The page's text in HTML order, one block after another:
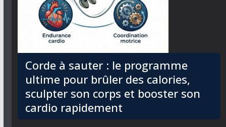
Corde à sauter : le programme
ultime pour brûler des calories,
sculpter son corps et booster son
cardio rapidement